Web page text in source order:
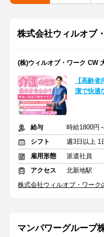
株式会社ウィルオブ
(株)ウィルオブ・ワーク CW
【高齢
潔で快適
給与
時給1800円
シフト
週3日以上 1
雇用形態
派遣社員
アクセス
北新地駅
株式会社ウィルオブ・ワーク
マンパワーグループ